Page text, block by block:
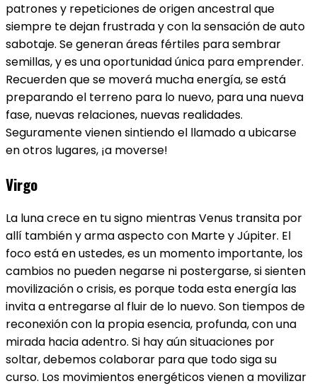
patrones y repeticiones de origen ancestral que
siempre te dejan frustrada y con la sensación de auto
sabotaje. Se generan áreas fértiles para sembrar
semillas, y es una oportunidad única para emprender.
Recuerden que se moverá mucha energía, se está
preparando el terreno para lo nuevo, para una nueva
fase, nuevas relaciones, nuevas realidades.
Seguramente vienen sintiendo el llamado a ubicarse
en otros lugares, ¡a moverse!
Virgo
La luna crece en tu signo mientras Venus transita por
allí también y arma aspecto con Marte y Júpiter. El
foco está en ustedes, es un momento importante, los
cambios no pueden negarse ni postergarse, si sienten
movilización o crisis, es porque toda esta energía las
invita a entregarse al fluir de lo nuevo. Son tiempos de
reconexión con la propia esencia, profunda, con una
mirada hacia adentro. Si hay aún situaciones por
soltar, debemos colaborar para que todo siga su
curso. Los movimientos energéticos vienen a movilizar